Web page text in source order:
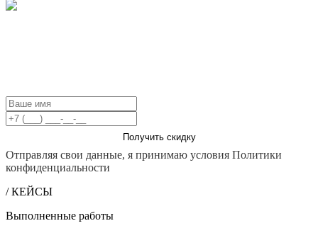
Получить скидку
Отправляя свои данные, я принимаю условия Политики
конфиденциальности
/ КЕЙСЫ
Выполненные работы